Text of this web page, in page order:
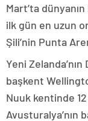
Mart’ta
ilk gün en uzun
Şili’nin Punta
Yeni
başkent
Nuuk kentinde
Avusturalya’nın